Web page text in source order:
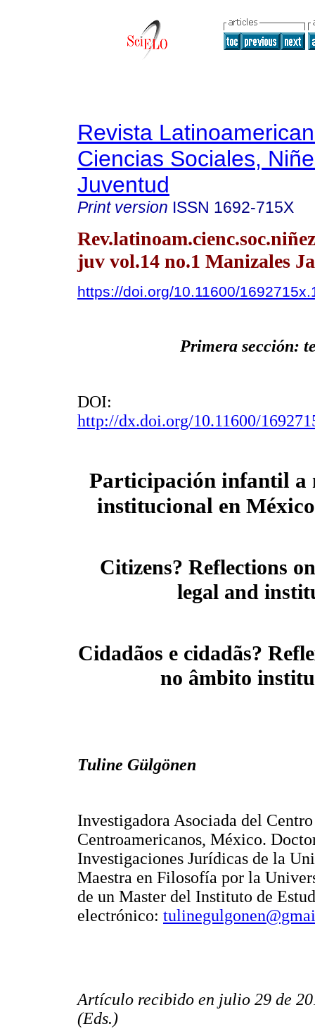
Revista
Ciencias Sociales,
Juventud
Print version ISSN 1692-715X
Rev.latinoam.cienc.soc.niñez
juv vol.14 no.1 Manizales
https://doi.org/10.11600/
Primera sección:
DOI:
http://dx.doi.org/10.11600/
Participación infantil a
institucional en
Citizens? Reflections
legal and
Cidadãos e cidadãs?
no âmbito
Tuline Gülgönen
Investigadora Asociada del
Centroamericanos, México.
Investigaciones Jurídicas de la
Maestra en Filosofía por la
de un Master del Instituto de
electrónico:
Artículo recibido en julio 29 de
(Eds.)